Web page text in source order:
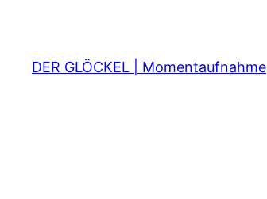
springen
DER GLÖCKEL | Momentaufnahme